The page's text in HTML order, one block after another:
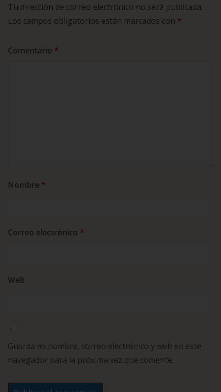
Tu dirección de correo electrónico no será publicada.
Los campos obligatorios están marcados con *
Comentario *
Nombre *
Correo electrónico *
Web
Guarda mi nombre, correo electrónico y web en este
navegador para la próxima vez que comente.